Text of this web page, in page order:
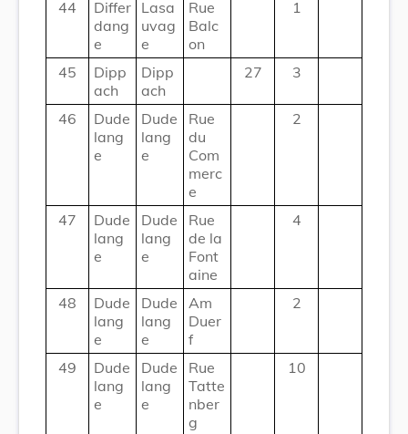
44
Differ
dang
e
Lasa
uvag
e
Rue
Balc
on
1
45
Dipp
ach
Dipp
ach
27 3
46
Dude
lang
e
Dude
lang
e
Rue
du
Com
merc
e
2
47
Dude
lang
e
Dude
lang
e
Rue
de la
Font
aine
4
48
Dude
lang
e
Dude
lang
e
Am
Duer
f
2
49
Dude
lang
e
Dude
lang
e
Rue
Tatte
nber
g
10